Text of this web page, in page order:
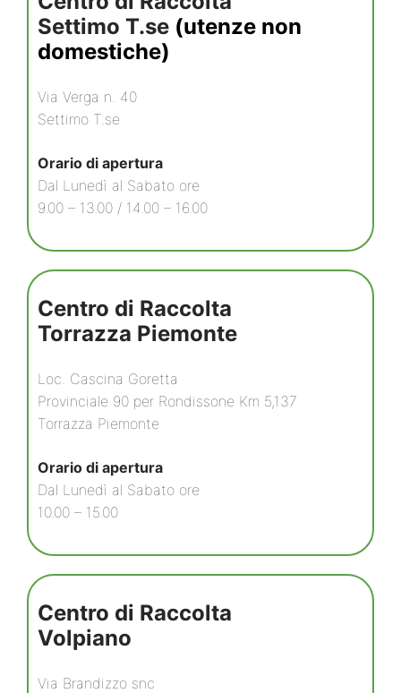
Settimo T.se (utenze non
domestiche)
Via Verga n. 40
Settimo T.se
Orario di apertura
Dal Lunedì al Sabato ore
9.00 – 13.00 / 14.00 – 16.00
Centro di Raccolta
Torrazza Piemonte
Loc. Cascina Goretta
Provinciale 90 per Rondissone Km 5,137
Torrazza Piemonte
Orario di apertura
Dal Lunedì al Sabato ore
10.00 – 15.00
Centro di Raccolta
Volpiano
Via Brandizzo snc